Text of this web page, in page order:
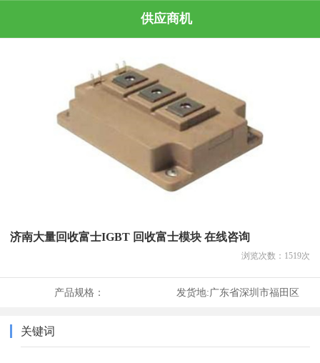
供应商机
济南大量回收富士IGBT 回收富士模块 在线咨询
浏览次数： 1519次
产品规格： 发货地:广东省深圳市福田区
关键词